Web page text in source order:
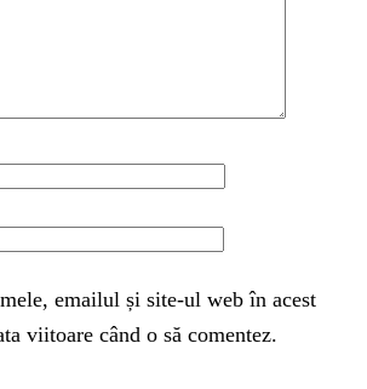
emailul și site-ul web în acest
viitoare când o să comentez.